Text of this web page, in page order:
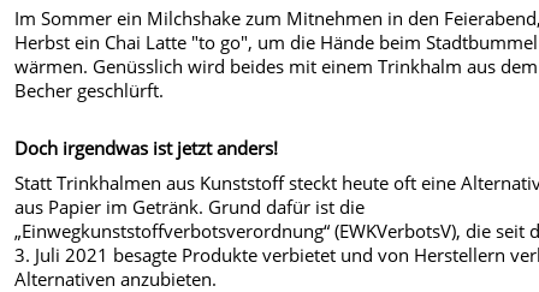
Im Sommer ein Milchshake zum Mitnehmen in den
Herbst ein Chai Latte "to go", um die Hände beim
wärmen. Genüsslich wird beides mit einem Trinkhalm aus dem
Becher geschlürft.
Doch irgendwas ist jetzt anders!
Statt Trinkhalmen aus Kunststoff steckt heute oft eine
aus Papier im Getränk. Grund dafür ist die
„Einwegkunststoffverbotsverordnung“ (EWKVerbotsV), die seit
3. Juli 2021 besagte Produkte verbietet und von Herstellern
Alternativen anzubieten.